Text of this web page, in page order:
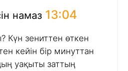
намаз 13:04
Күн зениттен өткен
кейін бір минуттан
уақыты заттың